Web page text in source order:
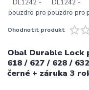
Ohodnotit produkt
Obal Durable Lock
618 / 627 / 628 /
černé + záruka 3